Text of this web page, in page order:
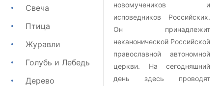
Свеча
Птица
Журавли
Голубь и Лебедь
Дерево
новомучеников и
исповедников Российских.
Он принадлежит
неканонической Российской
православной автономной
церкви. На сегодняшний
день здесь проводят